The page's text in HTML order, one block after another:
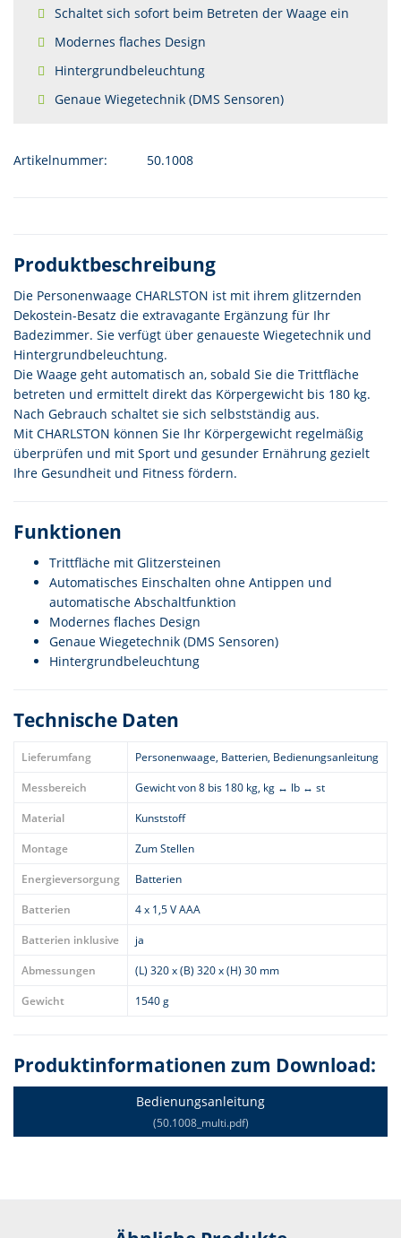
Schaltet sich sofort beim Betreten der Waage ein
Modernes flaches Design
Hintergrundbeleuchtung
Genaue Wiegetechnik (DMS Sensoren)
Artikelnummer: 50.1008
Produktbeschreibung
Die Personenwaage CHARLSTON ist mit ihrem glitzernden
Dekostein-Besatz die extravagante Ergänzung für Ihr
Badezimmer. Sie verfügt über genaueste Wiegetechnik und
Hintergrundbeleuchtung.
Die Waage geht automatisch an, sobald Sie die Trittfläche
betreten und ermittelt direkt das Körpergewicht bis 180 kg.
Nach Gebrauch schaltet sie sich selbstständig aus.
Mit CHARLSTON können Sie Ihr Körpergewicht regelmäßig
überprüfen und mit Sport und gesunder Ernährung gezielt
Ihre Gesundheit und Fitness fördern.
Funktionen
Trittfläche mit Glitzersteinen
Automatisches Einschalten ohne Antippen und
automatische Abschaltfunktion
Modernes flaches Design
Genaue Wiegetechnik (DMS Sensoren)
Hintergrundbeleuchtung
Technische Daten
Lieferumfang
Personenwaage, Batterien, Bedienungsanleitung
Messbereich
Gewicht von 8 bis 180 kg, kg ↔ lb ↔ st
Material
Kunststoff
Montage
Zum Stellen
Energieversorgung
Batterien
Batterien
4 x 1,5 V AAA
Batterien inklusive
ja
Abmessungen
(L) 320 x (B) 320 x (H) 30 mm
Gewicht
1540 g
Produktinformationen zum Download:
Bedienungsanleitung
(50.1008_multi.pdf)